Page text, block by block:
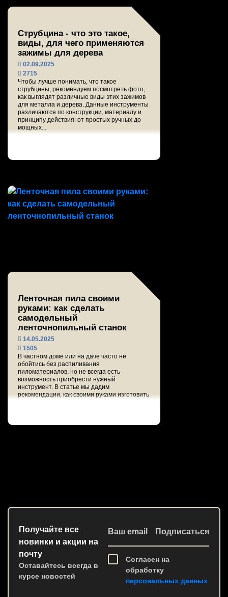
Струбцина - что это такое,
виды, для чего применяются
зажимы для дерева
02.09.2025
2715
Чтобы лучше понимать, что такое
струбцины, рекомендуем посмотреть фото,
как выглядят различные виды этих зажимов
для металла и дерева. Данные инструменты
различаются по конструкции, материалу и
принципу действия: от простых ручных до
мощных...
Ленточная пила своими
руками: как сделать
самодельный
ленточнопильный станок
14.05.2025
1505
В частном доме или на даче часто не
обойтись без распиливания
пиломатериалов, но не всегда есть
возможность приобрести нужный
инструмент. В статье мы дадим
рекомендации, как своими руками изготовить
Получайте все
новинки и акции на
почту
Оставайтесь всегда в
курсе новостей
Ваш email Подписаться
Согласен на
обработку
персональных данных